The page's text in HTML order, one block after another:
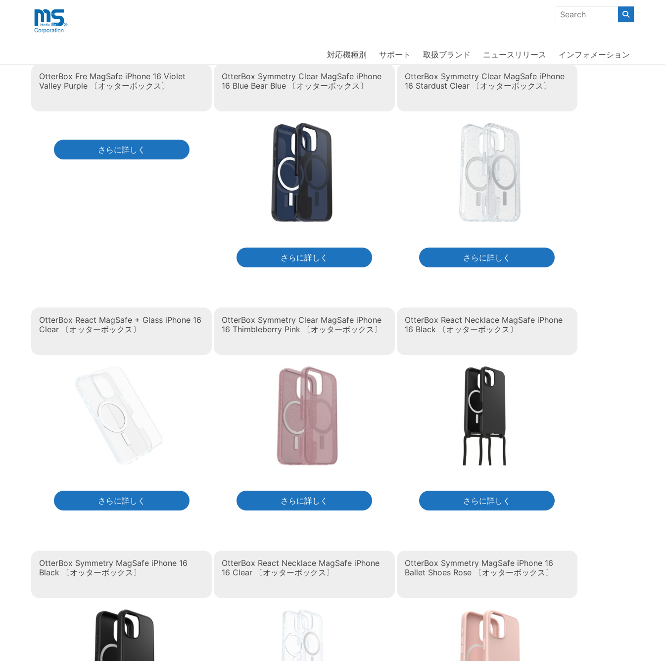
海外事業部が取り揃えている海外輸入商品には、日本では珍しい「海外ブランド」をはじめ「ユニークな商品」「機能的な商品」「コストパフォーマンスの高い商
対応機種別 サポート 取扱ブランド ニュースリリース インフォメーション
OtterBox Fre MagSafe iPhone 16 Violet
Valley Purple 〔オッターボックス〕
さらに詳しく
OtterBox Symmetry Clear MagSafe iPhone
16 Blue Bear Blue 〔オッターボックス〕
さらに詳しく
OtterBox Symmetry Clear MagSafe iPhone
16 Stardust Clear 〔オッターボックス〕
さらに詳しく
OtterBox React MagSafe + Glass iPhone 16
Clear 〔オッターボックス〕
さらに詳しく
OtterBox Symmetry Clear MagSafe iPhone
16 Thimbleberry Pink 〔オッターボックス〕
さらに詳しく
OtterBox React Necklace MagSafe iPhone
16 Black 〔オッターボックス〕
さらに詳しく
OtterBox Symmetry MagSafe iPhone 16
Black 〔オッターボックス〕
OtterBox React Necklace MagSafe iPhone
16 Clear 〔オッターボックス〕
OtterBox Symmetry MagSafe iPhone 16
Ballet Shoes Rose 〔オッターボックス〕